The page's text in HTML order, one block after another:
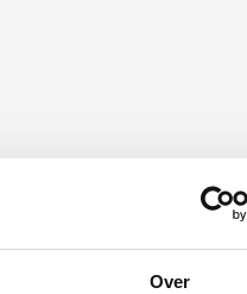
Over